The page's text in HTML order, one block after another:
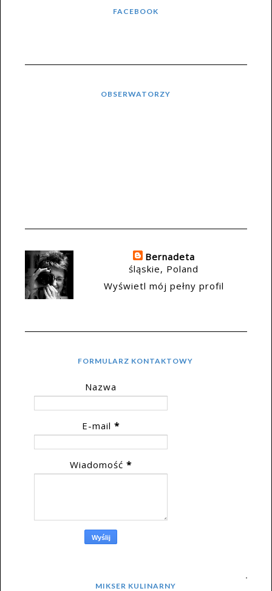
FACEBOOK
OBSERWATORZY
Bernadeta
śląskie, Poland
Wyświetl mój pełny profil
FORMULARZ KONTAKTOWY
Nazwa
E-mail *
Wiadomość *
MIKSER KULINARNY